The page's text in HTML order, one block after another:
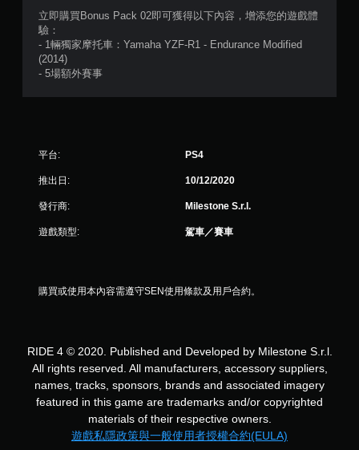
分
5
星
則
評
分
立即購買Bonus Pack 02即可獲得以下內容，增添您的遊戲體
驗：
- 1輛獨家摩托車：Yamaha YZF-R1 - Endurance Modified
(2014)
- 5場額外賽事
平台: PS4
推出日: 10/12/2020
發行商: Milestone S.r.l.
遊戲類型: 駕車／賽車
購買或使用本內容需遵守SEN使用條款及用戶合約。
RIDE 4 © 2020. Published and Developed by Milestone S.r.l.
All rights reserved. All manufacturers, accessory suppliers,
names, tracks, sponsors, brands and associated imagery
featured in this game are trademarks and/or copyrighted
materials of their respective owners.
遊戲私隱政策與一般使用者授權合約(EULA)